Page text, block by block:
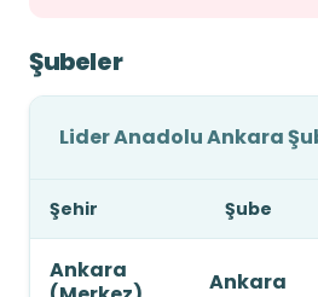
Şubeler
Lider Anadolu Ankara
Şehir Şube
Ankara
Ankara